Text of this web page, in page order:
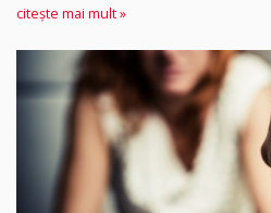
citește mai mult »